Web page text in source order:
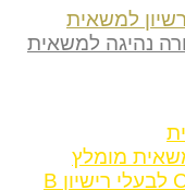
מורה נהיגה למשאית